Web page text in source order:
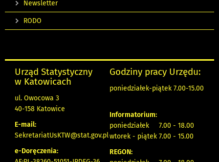
Newsletter
RODO
Urząd Statystyczny
w Katowicach
ul. Owocowa 3
40-158 Katowice
E-mail:
SekretariatUsKTW@stat.gov.pl
e-Doręczenia:
Godziny pracy Urzędu:
poniedziałek-piątek 7.00-15.00
Informatorium:
poniedziałek 7.00 - 18.00
wtorek - piątek 7.00 - 15.00
REGON: